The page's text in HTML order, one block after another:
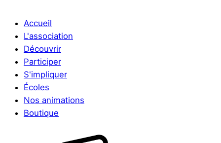
Accueil
L'association
Découvrir
Participer
S'impliquer
Écoles
Nos animations
Boutique